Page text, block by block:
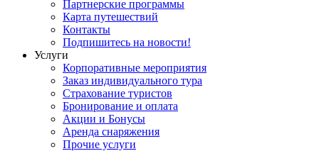
Партнерские программы
Карта путешествий
Контакты
Подпишитесь на новости!
Услуги
Корпоративные мероприятия
Заказ индивидуального тура
Страхование туристов
Бронирование и оплата
Акции и Бонусы
Аренда снаряжения
Прочие услуги